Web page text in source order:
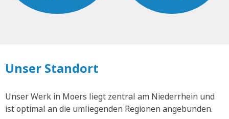
Unser Standort
Unser Werk in Moers liegt zentral am Niederrhein und
ist optimal an die umliegenden Regionen angebunden.